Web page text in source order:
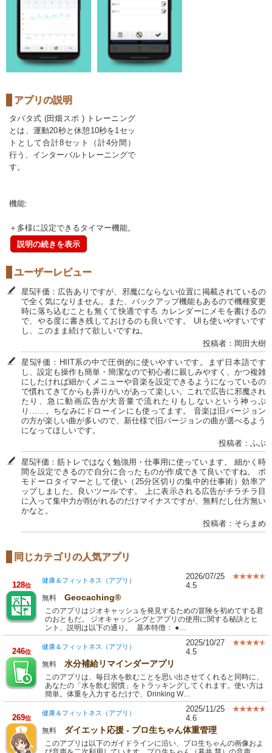
アプリの説明
タバタ式 (田畑スポ ) トレーニング
とは、運動20秒と休憩10秒を1セッ
トとして合計8セット（計4分間）
行う、インターバルトレーニングで
す。
機能:
＋多様に設定できるタイマー機能。
説明の続きを表示
ユーザーレビュー
星5評価：広告ありですが、邪魔にならない位置に掲載されているの
で全く気になりません。また、バックアップ機能もあるので機種変更
時に落ち込むことも無くて快適です💪 カレンダーにメモを書けるの
で、やる度に書き残しておけるのも良いです。 UIも使いやすいです
し、このまま続けて欲しいですね。
投稿者：岡田大樹
星5評価：HIIT系の中で圧倒的に使いやすいです。まず日本語です
し、設定も操作も簡単・簡潔なので初心者に親しみやすく、かつ複雑
にしたければ細かくメニューや音楽を設定できるようになっているの
で慣れてきてからも弄りがいがあって楽しい。これで広告に邪魔され
たり、急に動画広告が大音量で流れたりもしないという神っぷ
り……。ちなみにドローインにも使ってます。 音楽は旧バージョン
の方が楽しい曲が多いので、新仕様で旧バージョンの曲が選べるよう
になってほしいです。
投稿者：ふぶ
星5評価：筋トレではなく勉強用・仕事用に使っています。 細かく時
間を設定できるので自分に合ったものが作成できて良いですね。 ポ
モドーロタイマーとして使い（25分区切りの集中的仕事術）効率ア
ップしました。良いツールです。 上に表示される広告がチラチラ目
に入って集中力が削がれるのだけマイナスですが、無料だし仕方無い
かなと。
投稿者：そらまめ
同じカテゴリの人気アプリ
128位
健康＆フィットネス（アプリ）
2026/07/25
4.5
無料 Geocaching®
このアプリはジオキャッシュを発見するための冒険を初めてする君
のおともだ。 ジオキャッシングとアプリの使用に関する秘訣とヒ
ント、説明は以下の通り。 基本特徴： ●…
246位
健康＆フィットネス（アプリ）
2025/10/27
4.5
無料 水分補給リマインダーアプリ
このアプリは、毎日水を飲むことを思い出させてくれると同時に、
あなたの「水を飲む習慣」をトラッキングしてくれます。使い方は
簡単。体重を入力するだけで、Drinking W…
269位
健康＆フィットネス（アプリ）
2025/11/25
4.6
無料 ダイエット応援 - プロ生ちゃん体重管理
このアプリは以下のガイドラインに沿い、プロ生ちゃんの画像およ